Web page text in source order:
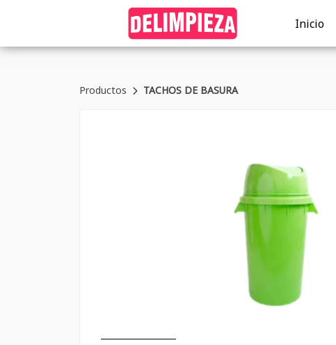
Inicio
Productos TACHOS DE BASURA